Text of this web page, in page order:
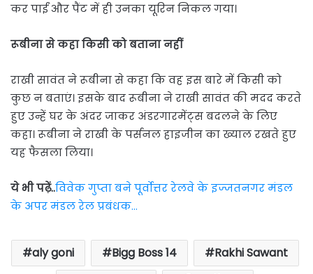
कर पाईं और पैंट में ही उनका यूरिन निकल गया।
रूबीना से कहा किसी को बताना नहीं
राखी सावंत ने रूबीना से कहा कि वह इस बारे में किसी को
कुछ न बताएं। इसके बाद रूबीना ने राखी सावंत की मदद करते
हुए उन्हें घर के अंदर जाकर अंडरगारमेंट्स बदलने के लिए
कहा। रूबीना ने राखी के पर्सनल हाइजीन का ख्याल रखते हुए
यह फैसला लिया।
ये भी पढ़ें..विवेक गुप्ता बने पूर्वोत्तर रेलवे के इज्जतनगर मंडल
के अपर मंडल रेल प्रबंधक…
aly goni Bigg Boss 14
Rakhi Sawant